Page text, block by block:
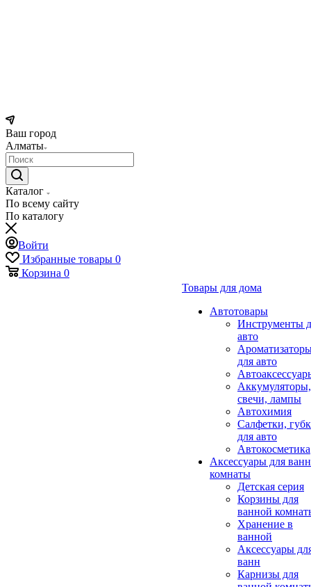
Ваш город
Алматы
Каталог
По всему сайту
По каталогу
Войти
Избранные товары 0
Корзина 0
Товары для дома
Автотовары
Инструменты
авто
для авто
Аккумуляторы,
свечи, лампы
Автохимия
Салфетки,
для авто
Автокосметика
Аксессуары для
комнаты
Детская серия
Корзины для
ванной
Хранение в
ванной
Аксессуары
ванн
Карнизы для